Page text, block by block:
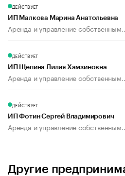
ДЕЙСТВУЕТ
ИП Малкова Марина Анатольевна
Аренда и управление
ДЕЙСТВУЕТ
ИП Щепина Лилия Хамзиновна
Аренда и управление
ДЕЙСТВУЕТ
ИП Фотин Сергей Владимирович
Аренда и управление
Другие